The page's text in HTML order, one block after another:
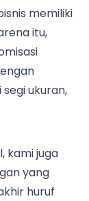
memiliki
itu,
ukuran,
kami juga
yang
huruf